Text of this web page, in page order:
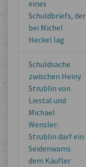
eines
Schuldbriefs, der
bei Michel
Heckel lag
Schuldsache
zwischen Heiny
Strublin von
Liestal und
Michael
Wensler:
Strublin darf ein
Seidenwams
dem Käufler